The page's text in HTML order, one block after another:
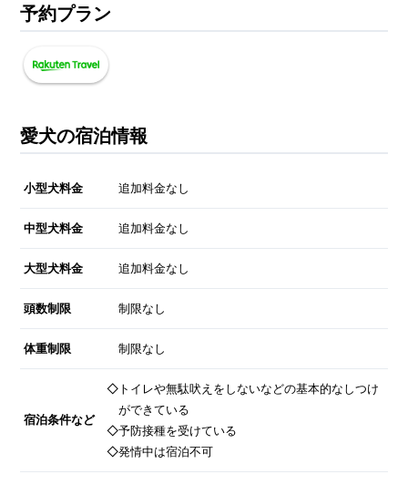
予約プラン
愛犬の宿泊情報
小型犬料金 追加料金なし
中型犬料金 追加料金なし
大型犬料金 追加料金なし
頭数制限 制限なし
体重制限 制限なし
宿泊条件など
◇トイレや無駄吠えをしないなどの基本的なしつけ
ができている
◇予防接種を受けている
◇発情中は宿泊不可